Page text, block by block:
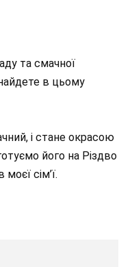
та смачної
в цьому
і стане окрасою
його на Різдво
сім’ї.